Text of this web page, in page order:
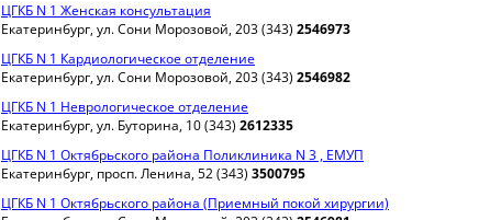
ЦГКБ N 1 Женская консультация
Екатеринбург, ул. Сони Морозовой, 203 (343) 2546973
ЦГКБ N 1 Кардиологическое отделение
Екатеринбург, ул. Сони Морозовой, 203 (343) 2546982
ЦГКБ N 1 Неврологическое отделение
Екатеринбург, ул. Буторина, 10 (343) 2612335
ЦГКБ N 1 Октябрьского района Поликлиника N 3 , ЕМУП
Екатеринбург, просп. Ленина, 52 (343) 3500795
ЦГКБ N 1 Октябрьского района (Приемный покой хирургии)